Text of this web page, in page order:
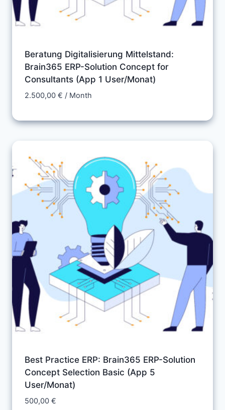
Beratung Digitalisierung Mittelstand:
Brain365 ERP-Solution Concept for
Consultants (App 1 User/Monat)
2.500,00 € / Month
Best Practice ERP: Brain365 ERP-Solution
Concept Selection Basic (App 5
User/Monat)
500,00 €